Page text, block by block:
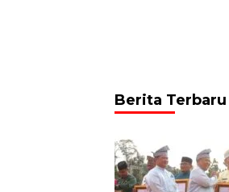
Berita Terbaru